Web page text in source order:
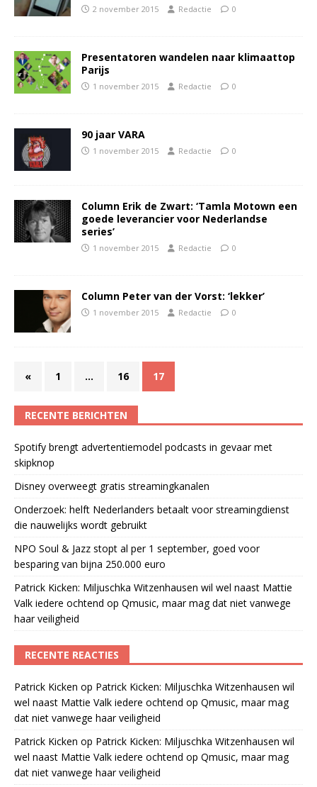
2 november 2015 Redactie 0
Presentatoren wandelen naar klimaattop
Parijs
1 november 2015 Redactie 0
90 jaar VARA
1 november 2015 Redactie 0
Column Erik de Zwart: ‘Tamla Motown een
goede leverancier voor Nederlandse
series’
1 november 2015 Redactie 0
Column Peter van der Vorst: ‘lekker’
1 november 2015 Redactie 0
« 1 … 16 17
RECENTE BERICHTEN
Spotify brengt advertentiemodel podcasts in gevaar met
skipknop
Disney overweegt gratis streamingkanalen
Onderzoek: helft Nederlanders betaalt voor streamingdienst
die nauwelijks wordt gebruikt
NPO Soul & Jazz stopt al per 1 september, goed voor
besparing van bijna 250.000 euro
Patrick Kicken: Miljuschka Witzenhausen wil wel naast Mattie
Valk iedere ochtend op Qmusic, maar mag dat niet vanwege
haar veiligheid
RECENTE REACTIES
Patrick Kicken op Patrick Kicken: Miljuschka Witzenhausen wil
wel naast Mattie Valk iedere ochtend op Qmusic, maar mag
dat niet vanwege haar veiligheid
Patrick Kicken op Patrick Kicken: Miljuschka Witzenhausen wil
wel naast Mattie Valk iedere ochtend op Qmusic, maar mag
dat niet vanwege haar veiligheid